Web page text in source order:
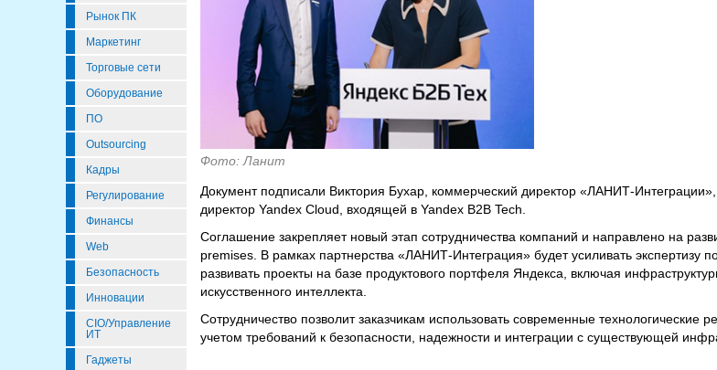
Рынок ПК
Маркетинг
Торговые сети
Оборудование
ПО
Outsourcing
Кадры
Регулирование
Финансы
Web
Безопасность
Инновации
CIO/Управление
ИТ
Гаджеты
Фото: Ланит
Документ подписали Виктория Бухар, коммерческий директор «ЛАНИТ-
директор Yandex Cloud, входящей в Yandex B2B Tech.
Соглашение закрепляет новый этап сотрудничества компаний и направлено на
premises. В рамках партнерства «ЛАНИТ-Интеграция» будет усиливать экспертизу
развивать проекты на базе продуктового портфеля Яндекса, включая
искусственного интеллекта.
Сотрудничество позволит заказчикам использовать современные технологические
учетом требований к безопасности, надежности и интеграции с существующей